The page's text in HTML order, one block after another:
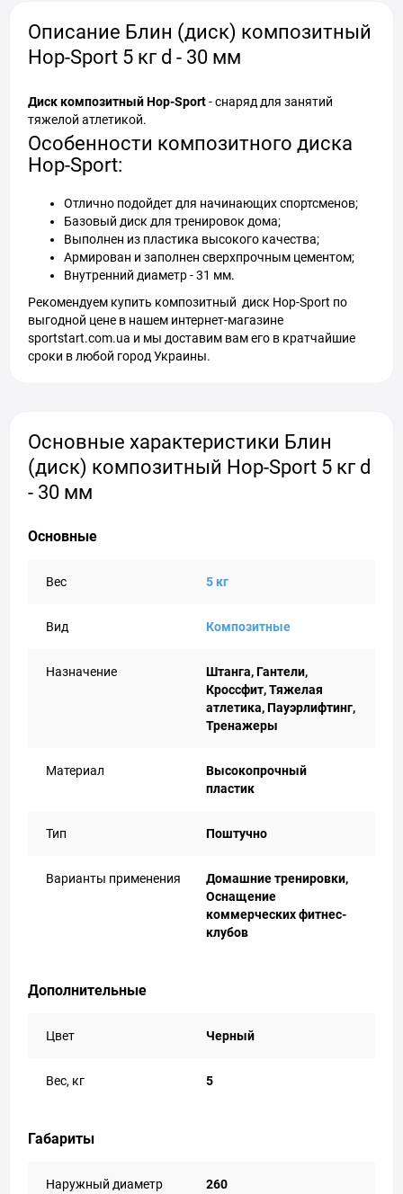
Описание Блин (диск) композитный
Hop-Sport 5 кг d - 30 мм
Диск композитный Hop-Sport- снаряд для занятий
тяжелой атлетикой.
Особенности композитного диска
Hop-Sport:
Отлично подойдет для начинающих спортсменов;
Базовый диск для тренировок дома;
Выполнен из пластика высокого качества;
Армирован и заполнен сверхпрочным цементом;
Внутренний диаметр - 31 мм.
Рекомендуем купить композитный диск Hop-Sport по
выгодной цене в нашем интернет-магазине
sportstart.com.ua и мы доставим вам его в кратчайшие
сроки в любой город Украины.
Основные характеристики Блин
(диск) композитный Hop-Sport 5 кг d
- 30 мм
Основные
Вес 5 кг
Вид Композитные
Назначение
Штанга, Гантели,
Кроссфит, Тяжелая
атлетика, Пауэрлифтинг,
Тренажеры
Материал
Высокопрочный
пластик
Тип Поштучно
Варианты применения
Домашние тренировки,
Оснащение
коммерческих фитнес-
клубов
Дополнительные
Цвет Черный
Вес, кг 5
Габариты
Наружный диаметр
260